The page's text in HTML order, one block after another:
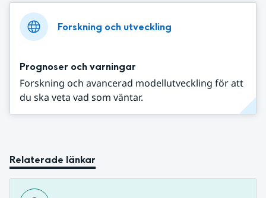
Forskning och utveckling
Prognoser och varningar
Forskning och avancerad modellutveckling för att
du ska veta vad som väntar.
Relaterade länkar